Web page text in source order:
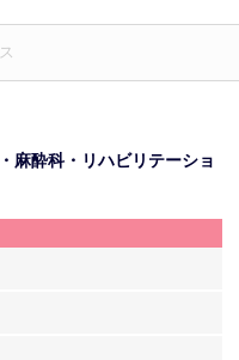
麻酔科・リハビリテーショ